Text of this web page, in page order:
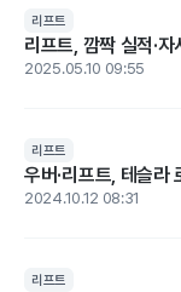
리프트
리프트, 깜짝 실적·
2025.05.10 09:55
리프트
우버·리프트, 테슬
2024.10.12 08:31
리프트